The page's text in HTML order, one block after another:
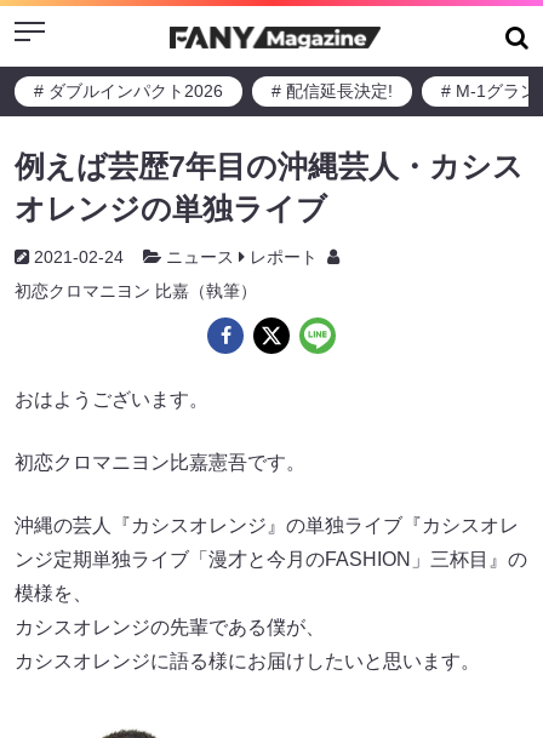
Menu
# ダブルインパクト2026 # 配信延長決定! # M-1グラン
例えば芸歴7年目の沖縄芸人・カシス
オレンジの単独ライブ
2021-02-24 ニュース
レポート
初恋クロマニヨン 比嘉（執筆）
おはようございます。
初恋クロマニヨン比嘉憲吾です。
沖縄の芸人『カシスオレンジ』の単独ライブ『カシスオレ
ンジ定期単独ライブ「漫才と今月のFASHION」三杯目』の
模様を、
カシスオレンジの先輩である僕が、
カシスオレンジに語る様にお届けしたいと思います。